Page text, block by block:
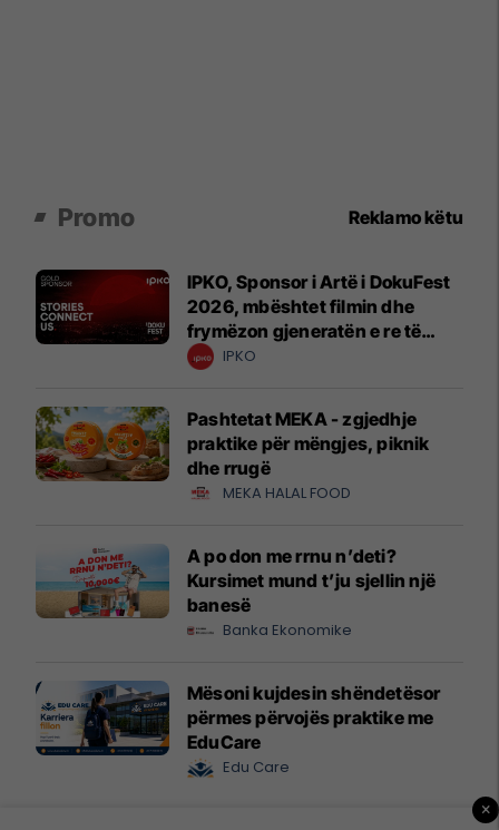
Promo Reklamo këtu
IPKO, Sponsor i Artë i DokuFest
2026, mbështet filmin dhe
frymëzon gjeneratën e re të
krijuesve
IPKO
Pashtetat MEKA - zgjedhje
praktike për mëngjes, piknik
dhe rrugë
MEKA HALAL FOOD
A po don me rrnu n’deti?
Kursimet mund t’ju sjellin një
banesë
Banka Ekonomike
Mësoni kujdesin shëndetësor
përmes përvojës praktike me
EduCare
Edu Care
×